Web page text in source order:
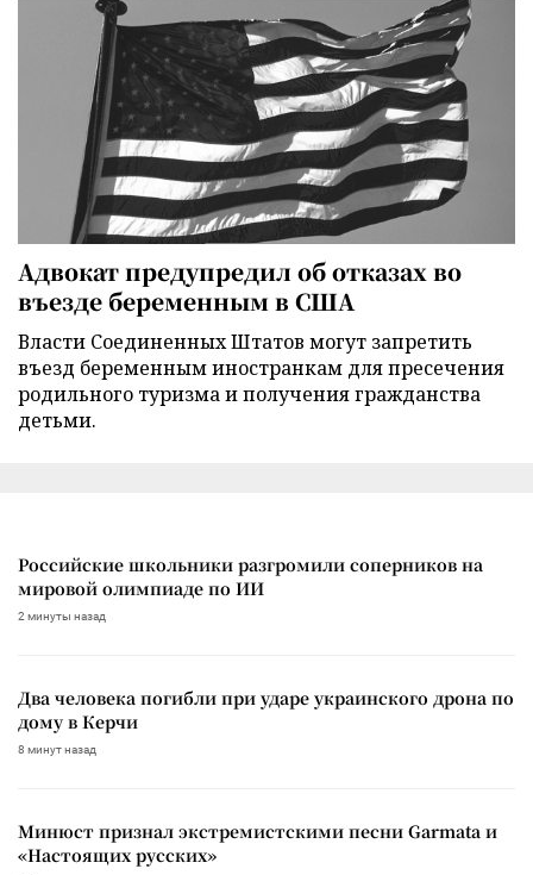
Адвокат предупредил об отказах во
въезде беременным в США
Власти Соединенных Штатов могут запретить
въезд беременным иностранкам для пресечения
родильного туризма и получения гражданства
детьми.
Российские школьники разгромили соперников на
мировой олимпиаде по ИИ
2 минуты назад
Два человека погибли при ударе украинского дрона по
дому в Керчи
8 минут назад
Минюст признал экстремистскими песни Garmata и
«Настоящих русских»